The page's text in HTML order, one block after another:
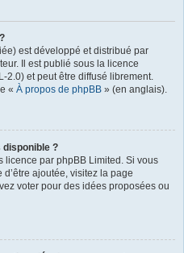
est développé et distribué par
Il est publié sous la licence
2.0) et peut être diffusé librement.
« À propos de phpBB » (en anglais).
disponible ?
licence par phpBB Limited. Si vous
ajoutée, visitez la page
voter pour des idées proposées ou